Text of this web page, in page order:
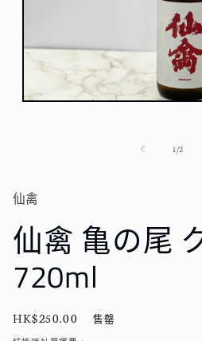
開
多
檔
1 //2
仙禽
仙禽 亀の尾
720ml
定
價
HK$250.00 售罄